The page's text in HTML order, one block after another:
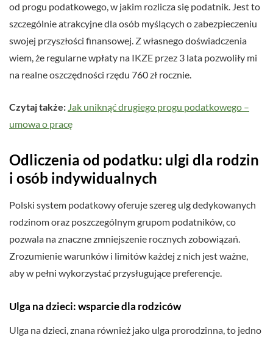
od progu podatkowego, w jakim rozlicza się podatnik. Jest to
szczególnie atrakcyjne dla osób myślących o zabezpieczeniu
swojej przyszłości finansowej. Z własnego doświadczenia
wiem, że regularne wpłaty na IKZE przez 3 lata pozwoliły mi
na realne oszczędności rzędu 760 zł rocznie.
Czytaj także: Jak uniknąć drugiego progu podatkowego –
umowa o pracę
Odliczenia od podatku: ulgi dla rodzin
i osób indywidualnych
Polski system podatkowy oferuje szereg ulg dedykowanych
rodzinom oraz poszczególnym grupom podatników, co
pozwala na znaczne zmniejszenie rocznych zobowiązań.
Zrozumienie warunków i limitów każdej z nich jest ważne,
aby w pełni wykorzystać przysługujące preferencje.
Ulga na dzieci: wsparcie dla rodziców
Ulga na dzieci, znana również jako ulga prorodzinna, to jedno